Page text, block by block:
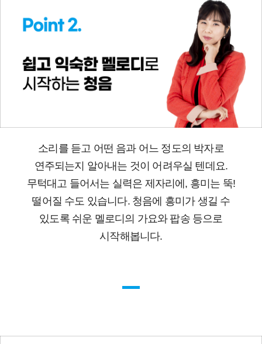
소리를 듣고 어떤 음과 어느 정도의 박자로
연주되는지 알아내는 것이 어려우실 텐데요.
무턱대고 들어서는 실력은 제자리에, 흥미는 뚝!
떨어질 수도 있습니다. 청음에 흥미가 생길 수
있도록 쉬운 멜로디의 가요와 팝송 등으로
시작해봅니다.